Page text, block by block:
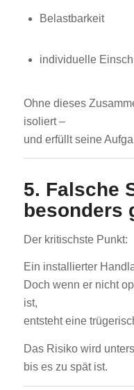
Belastbarkeit
individuelle
Ohne dieses
isoliert –
und erfüllt seine
5. Falsche
besonders
Der kritischste Punkt:
Ein installierter
Doch wenn er nicht
ist,
entsteht eine
Das Risiko wird
bis es zu spät ist.